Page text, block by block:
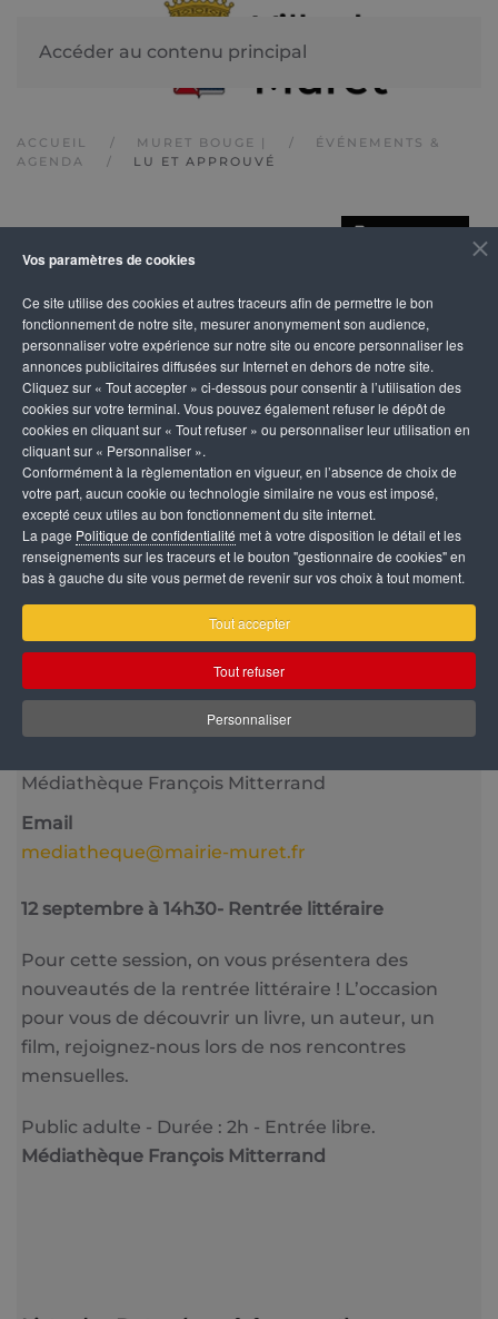
Vos paramètres de cookies
Ce site utilise des cookies et autres traceurs afin de permettre le bon
fonctionnement de notre site, mesurer anonymement son audience,
personnaliser votre expérience sur notre site ou encore personnaliser les
annonces publicitaires diffusées sur Internet en dehors de notre site.
Cliquez sur « Tout accepter » ci-dessous pour consentir à l’utilisation des
cookies sur votre terminal. Vous pouvez également refuser le dépôt de
cookies en cliquant sur « Tout refuser » ou personnaliser leur utilisation en
cliquant sur « Personnaliser ».
Conformément à la règlementation en vigueur, en l’absence de choix de
votre part, aucun cookie ou technologie similaire ne vous est imposé,
excepté ceux utiles au bon fonctionnement du site internet.
La page Politique de confidentialité met à votre disposition le détail et les
renseignements sur les traceurs et le bouton "gestionnaire de cookies" en
bas à gauche du site vous permet de revenir sur vos choix à tout moment.
Tout accepter
Tout refuser
Personnaliser
Accéder au contenu principal
ACCUEIL MURET BOUGE |
ÉVÉNEMENTS &
AGENDA
LU ET APPROUVÉ
Lu et approuvé
Vie culturelle
Date
Médiathèque François Mitterrand
Email
mediatheque@mairie-muret.fr
12 septembre à 14h30- Rentrée littéraire
Pour cette session, on vous présentera des
nouveautés de la rentrée littéraire ! L’occasion
pour vous de découvrir un livre, un auteur, un
film, rejoignez-nous lors de nos rencontres
mensuelles.
Public adulte - Durée : 2h - Entrée libre.
Médiathèque François Mitterrand